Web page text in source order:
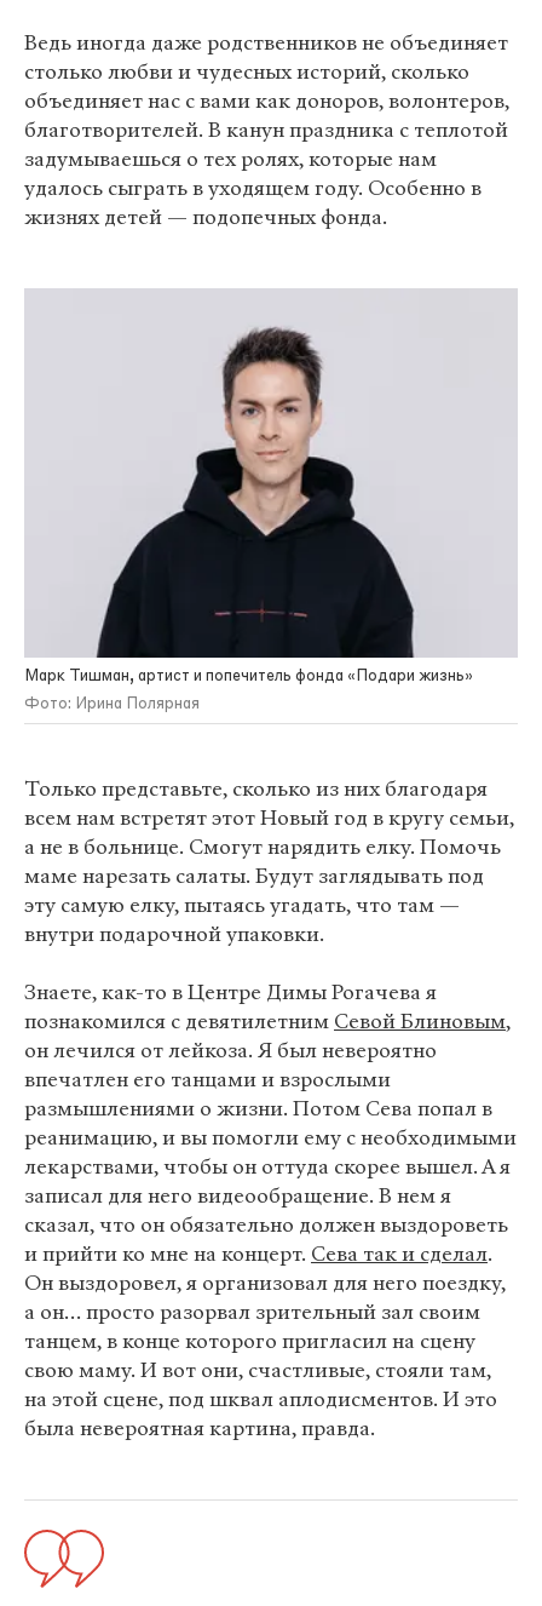
Ведь иногда даже родственников не объединяет
столько любви и чудесных историй, сколько
объединяет нас с вами как доноров, волонтеров,
благотворителей. В канун праздника с теплотой
задумываешься о тех ролях, которые нам
удалось сыграть в уходящем году. Особенно в
жизнях детей — подопечных фонда.
Марк Тишман, артист и попечитель фонда «Подари жизнь»
Фото: Ирина Полярная
Только представьте, сколько из них благодаря
всем нам встретят этот Новый год в кругу семьи,
а не в больнице. Смогут нарядить елку. Помочь
маме нарезать салаты. Будут заглядывать под
эту самую елку, пытаясь угадать, что там —
внутри подарочной упаковки.
Знаете, как-то в Центре Димы Рогачева я
познакомился с девятилетним Севой Блиновым,
он лечился от лейкоза. Я был невероятно
впечатлен его танцами и взрослыми
размышлениями о жизни. Потом Сева попал в
реанимацию, и вы помогли ему с необходимыми
лекарствами, чтобы он оттуда скорее вышел. А я
записал для него видеообращение. В нем я
сказал, что он обязательно должен выздороветь
и прийти ко мне на концерт. Сева так и сделал.
Он выздоровел, я организовал для него поездку,
а он… просто разорвал зрительный зал своим
танцем, в конце которого пригласил на сцену
свою маму. И вот они, счастливые, стояли там,
на этой сцене, под шквал аплодисментов. И это
была невероятная картина, правда.